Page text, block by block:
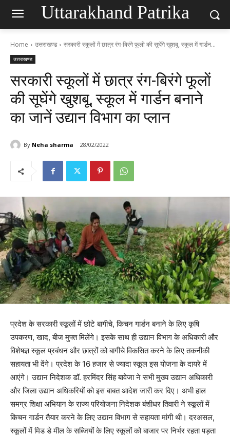
Uttarakhand Patrika
Home उत्तराखण्ड सरकारी स्कूलों में छात्र रंग-बिरंगे फूलाें की सूघेंगे खुशबू, स्कूल में गार्डन...
उत्तराखण्ड
सरकारी स्कूलों में छात्र रंग-बिरंगे फूलाें
की सूघेंगे खुशबू, स्कूल में गार्डन बनाने
का जानें उद्यान विभाग का प्लान
By Neha sharma 28/02/2022
प्रदेश के सरकारी स्कूलों में छोटे बागीचे, किचन गार्डन बनाने के लिए कृषि
उपकरण, खाद, बीज मुफ्त मिलेंगे। इसके साथ ही उद्यान विभाग के अधिकारी और
विशेषज्ञ स्कूल प्रबंधन और छात्रों को बागीचे विकसित करने के लिए तकनीकी
सहायता भी देंगे। प्रदेश के 16 हजार से ज्यादा स्कूल इस योजना के दायरे में
आएंगे। उद्यान निदेशक डॉ. हरमिंदर सिंह बावेजा ने सभी मुख्य उद्यान अधिकारी
और जिला उद्यान अधिकरियों को इस बाबत आदेश जारी कर दिए। अभी हाल
समग्र शिक्षा अभियान के राज्य परियोजना निदेशक बंशीधर तिवारी ने स्कूलों में
किचन गार्डन तैयार करने के लिए उद्यान विभाग से सहायता मांगी थी। दरअसल,
स्कूलों में मिड डे मील के सब्जियों के लिए स्कूलों को बाजार पर निर्भर रहता पड़ता